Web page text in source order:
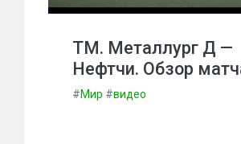
ТМ. Металлург Д —
Нефтчи. Обзор
#Мир #видео